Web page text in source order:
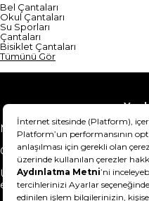
Bel Çantaları
Okul Çantaları
Su Sporları
Çantaları
Bisiklet Çantaları
Tümünü Gör
Mesafeli Satış Sözleşmesi
Gizlilik Sözleşmesi
Ürünümü nasıl iade
edebilirim?